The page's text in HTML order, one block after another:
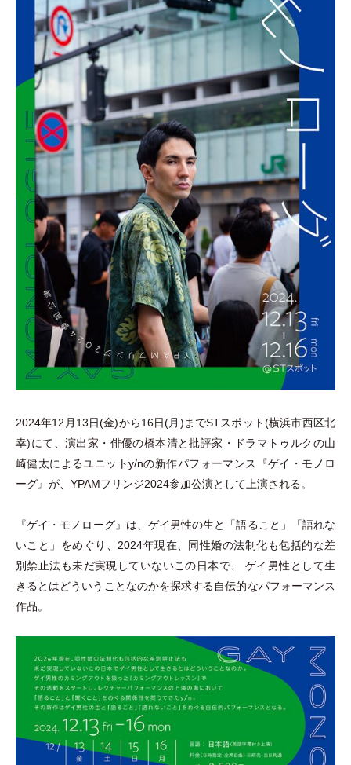
2024年12月13日(金)から16日(月)までSTスポット(横浜市⻄区北
幸)にて、演出家 ・ 俳優の橋本清と批評家 ・
ドラマトゥルクの山
崎健太によるユニットy/nの新作パフォーマンス『ゲイ ・ モノロ
ーグ』が、YPAMフリンジ2024参加公演として上演される。
『ゲイ ・ モノローグ』は、ゲイ男性の生と 「語ること 」 「語れな
いこと 」 をめぐり、2024年現在、同性婚の法制化も包括的な差
別禁止法も未だ実現していないこの日本で、 ゲイ男性として生
きるとはどういうことなのかを探求する自伝的なパフォーマンス
作品。